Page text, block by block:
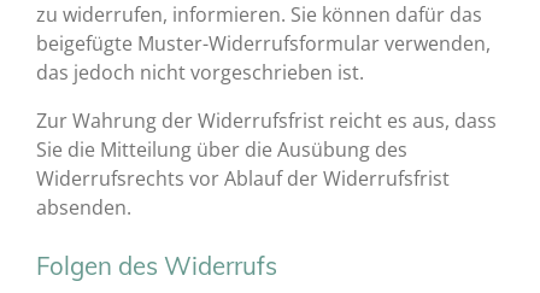
zu widerrufen, informieren. Sie können dafür das
beigefügte Muster-Widerrufsformular verwenden,
das jedoch nicht vorgeschrieben ist.
Zur Wahrung der Widerrufsfrist reicht es aus, dass
Sie die Mitteilung über die Ausübung des
Widerrufsrechts vor Ablauf der Widerrufsfrist
absenden.
Folgen des Widerrufs